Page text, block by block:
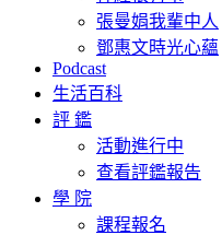
張曼娟我輩中人
鄧惠文時光心蘊
Podcast
生活百科
評 鑑
活動進行中
查看評鑑報告
學 院
課程報名